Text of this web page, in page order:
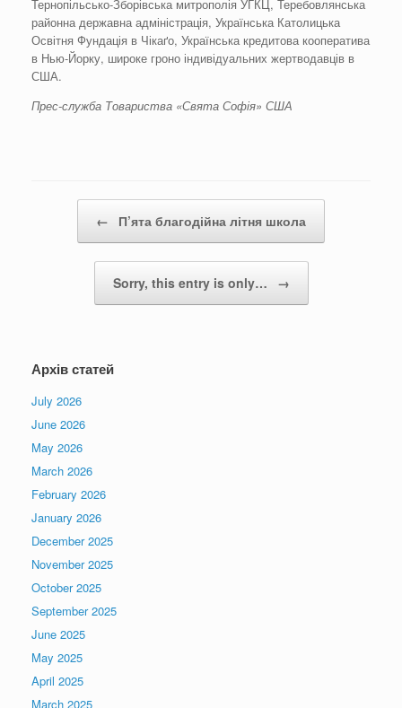
Тернопільсько-Зборівська митрополія УГКЦ, Теребовлянська
районна державна адміністрація, Українська Католицька
Освітня Фундація в Чікаґо, Українська кредитова кооператива
в Нью-Йорку, широке гроно індивідуальних жертводавців в
США.
Прес-служба Товариства «Свята Софія» США
← П’ята благодійна літня школа
Sorry, this entry is only… →
Архів статей
July 2026
June 2026
May 2026
March 2026
February 2026
January 2026
December 2025
November 2025
October 2025
September 2025
June 2025
May 2025
April 2025
March 2025